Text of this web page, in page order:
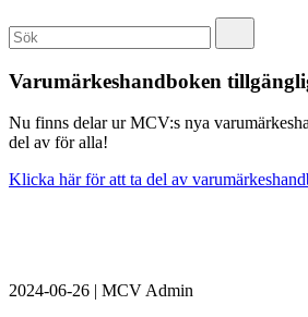
Varumärkeshandboken
Nu finns delar ur MCV:s nya
del av för alla!
Klicka här för att ta del av
2024-06-26 | MCV Admin